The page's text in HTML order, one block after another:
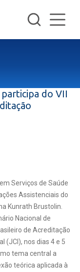
do VII
Serviços de Saúde
Assistenciais do
Kunrath Brustolin.
Nacional de
de Acreditação
(JCI), nos dias 4 e 5
tema central a
teórica aplicada à